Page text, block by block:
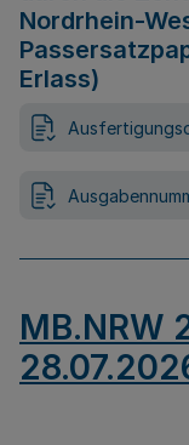
Nordrhein-
Erlass)
MB.NRW